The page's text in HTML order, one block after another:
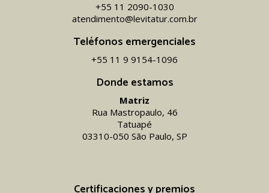
Donde estamos
Matriz
Rua Mastropaulo, 46
Tatuapé
03310-050 São Paulo, SP
Certificaciones y premios
+55 11 2090-1030
atendimento@levitatur.com.br
Teléfonos emergenciales
+55 11 9 9154-1096‬